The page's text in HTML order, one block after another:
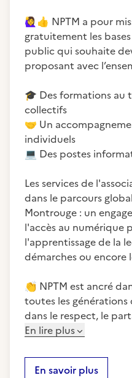
🙋‍♀️ 👍 NPTM a pour
gratuitement les
public qui souhaite
proposant avec
🎓 Des formations au
🤝 Un
💻 Des postes
Les services de
dans le parcours
Montrouge : un
l'accès au numérique
l'apprentissage de la
démarches ou
👏 NPTM est ancré
toutes les
dans le respect, le
En lire plus
En savoir plus